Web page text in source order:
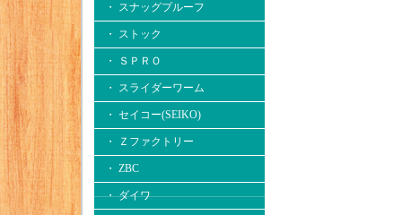
・ スナッグプルーフ
・ ストック
・ ＳＰＲＯ
・ スライダーワーム
・ セイコー(SEIKO)
・ Ｚファクトリー
・ ZBC
・ ダイワ